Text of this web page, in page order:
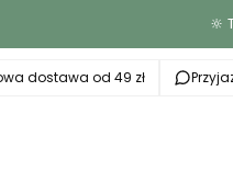
🔆
dostawa od 49 zł